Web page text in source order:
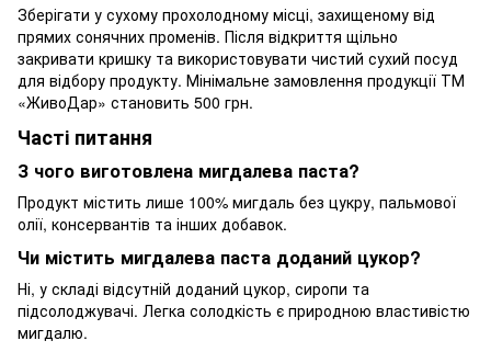
Зберігати у сухому прохолодному місці, захищеному від
прямих сонячних променів. Після відкриття щільно
закривати кришку та використовувати чистий сухий посуд
для відбору продукту. Мінімальне замовлення продукції ТМ
«ЖивоДар» становить 500 грн.
Часті питання
З чого виготовлена мигдалева паста?
Продукт містить лише 100% мигдаль без цукру, пальмової
олії, консервантів та інших добавок.
Чи містить мигдалева паста доданий цукор?
Ні, у складі відсутній доданий цукор, сиропи та
підсолоджувачі. Легка солодкість є природною властивістю
мигдалю.